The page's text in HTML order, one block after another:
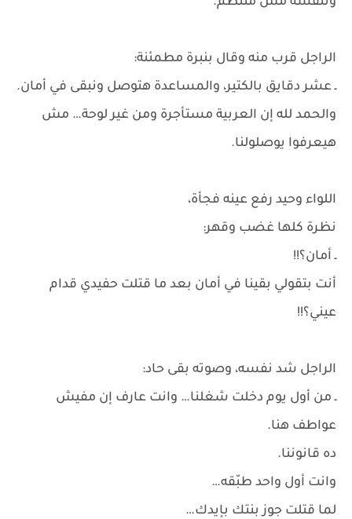
الراجل قرب منه وقال بنبرة مطمئنة:
ـ عشر دقايق بالكتير، والمساعدة هتوصل ونبقى في أمان.
والحمد لله إن العربية مستأجرة ومن غير لوحة… مش
هيعرفوا يوصلولنا.
اللواء وحيد رفع عينه فجأة،
نظرة كلها غضب وقهر:
ـ أمان؟!!
أنت بتقولي بقينا في أمان بعد ما قتلت حفيدي قدام
عيني؟!!
الراجل شد نفسه، وصوته بقى حاد:
ـ من أول يوم دخلت شغلنا… وانت عارف إن مفيش
عواطف هنا.
ده قانوننا.
وانت أول واحد طبّقه…
لما قتلت جوز بنتك بإيدك…